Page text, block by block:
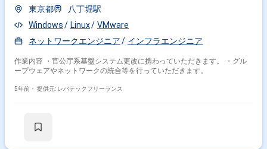
東京都
八丁堀駅
Windows
Linux
VMware
ネットワークエンジニア
インフラエンジニア
作業内容 ・官公庁系基盤システム更改に携わっていただきます。 ・グル
ープウェアやネットワークの統合等を行っていただきます。
5年前・ 提供元: レバテックフリーランス